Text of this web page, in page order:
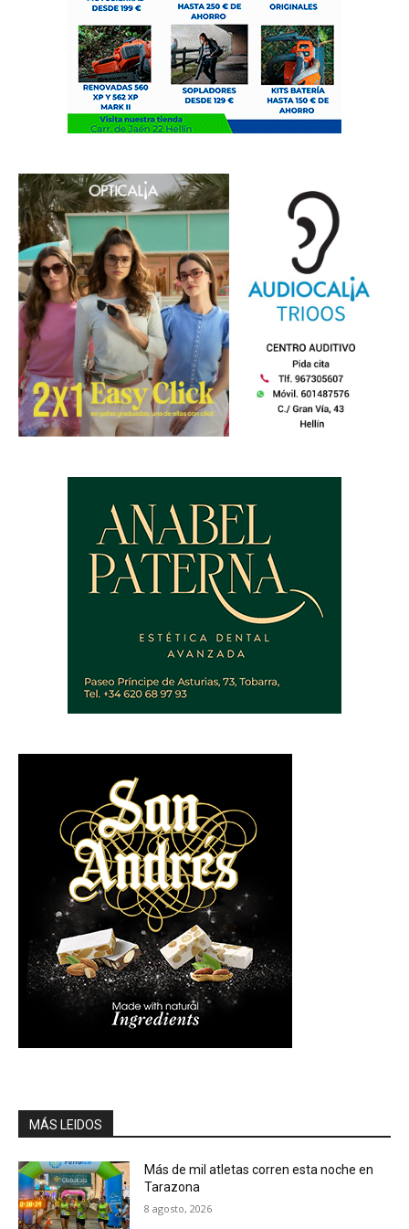
MÁS LEIDOS
Más de mil atletas corren esta noche en
Tarazona
8 agosto, 2026